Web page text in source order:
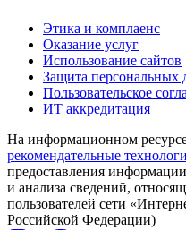
Этика и комплаенс
Оказание услуг
Использование сайтов
Защита персональных
Пользовательское
ИТ аккредитация
На информационном
рекомендательные
предоставления
и анализа сведений,
пользователей сети
Российской Федерации)